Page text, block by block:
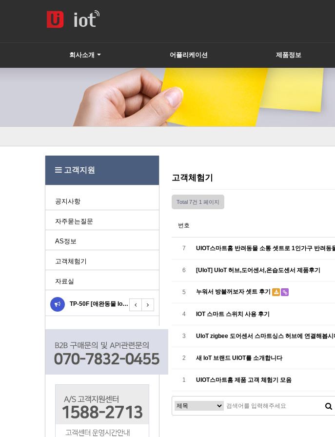
회사소개 어플리케이션 제품정보
고객체험기
Total 7건 1 페이지
번호
7 UIOT스마트홈 반려동물 소통 셋트로 1인가구 반려동
6 [UIoT] UIoT 허브,도어센서,온습도센서 제품후기
5 누워서 방불꺼보자 셋트 후기
4 IOT 스마트 스위치 사용 후기
3 UIoT zigbee 도어센서 스마트싱스 허브에 연결해봅시
2 새 IoT 브랜드 UIOT를 소개합니다
1 UIOT스마트홈 제품 고객 체험기 모음
고객지원
공지사항
자주묻는질문
AS정보
고객체험기
자료실
다나와 광고 런칭 UIOT스… TP-50F [애완동물 Io…